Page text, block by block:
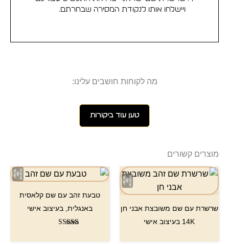
ויישלחו אותו לנקודת המסירה שבחרתם.
מה לקוחות חושבים עלינו:
טען עוד ביקורות
מוצרים קשורים
שרשרת עם שם משובצת אבני חן
14K בעיצוב אישי
טבעת זהב עם שם קלאסית
באנגלית, בעיצוב אישי